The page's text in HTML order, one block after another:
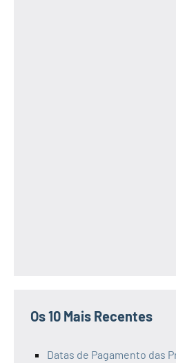
Os 10 Mais Recentes
Datas de Pagamento das